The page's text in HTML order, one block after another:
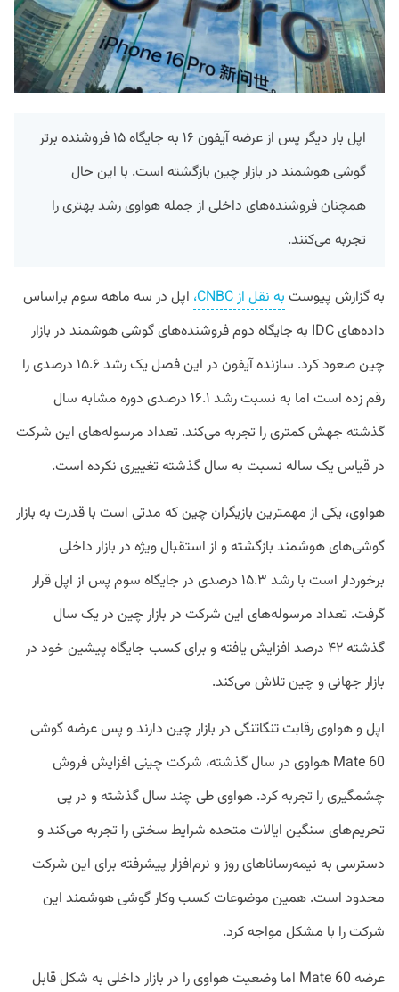
اپل بار دیگر پس از عرضه آیفون ۱۶ به جایگاه ۱۵ فروشنده برتر
گوشی هوشمند در بازار چین بازگشته است. با این حال
همچنان فروشنده‌های داخلی از جمله هواوی رشد بهتری را
تجربه می‌کنند.
به گزارش پیوست به نقل از CNBC،
اپل در سه ماهه سوم براساس
داده‌های IDC به جایگاه دوم فروشنده‌های گوشی هوشمند در بازار
چین صعود کرد. سازنده آیفون در این فصل یک رشد ۱۵.۶ درصدی را
رقم زده است اما به نسبت رشد ۱۶.۱ درصدی دوره مشابه سال
گذشته جهش کمتری را تجربه می‌کند. تعداد مرسوله‌های این شرکت
در قیاس یک ساله نسبت به سال گذشته تغییری نکرده است.
هواوی، یکی از مهمترین بازیگران چین که مدتی است با قدرت به بازار
گوشی‌های هوشمند بازگشته و از استقبال ویژه در بازار داخلی
برخوردار است با رشد ۱۵.۳ درصدی در جایگاه سوم پس از اپل قرار
گرفت. تعداد مرسوله‌های این شرکت در بازار چین در یک سال
گذشته ۴۲ درصد افزایش یافته و برای کسب جایگاه پیشین خود در
بازار جهانی و چین تلاش می‌کند.
اپل و هواوی رقابت تنگاتنگی در بازار چین دارند و پس عرضه گوشی
Mate 60 هواوی در سال گذشته، شرکت چینی افزایش فروش
چشمگیری را تجربه کرد. هواوی طی چند سال گذشته و در پی
تحریم‌های سنگین ایالات متحده شرایط سختی را تجربه می‌کند و
دسترسی به نیمه‌رساناهای روز و نرم‌افزار پیشرفته برای این شرکت
محدود است. همین موضوعات کسب وکار گوشی هوشمند این
شرکت را با مشکل مواجه کرد.
عرضه Mate 60 اما وضعیت هواوی را در بازار داخلی به شکل قابل